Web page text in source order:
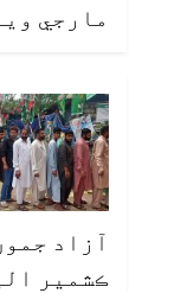
مارجي
آزاد
ڪشمير